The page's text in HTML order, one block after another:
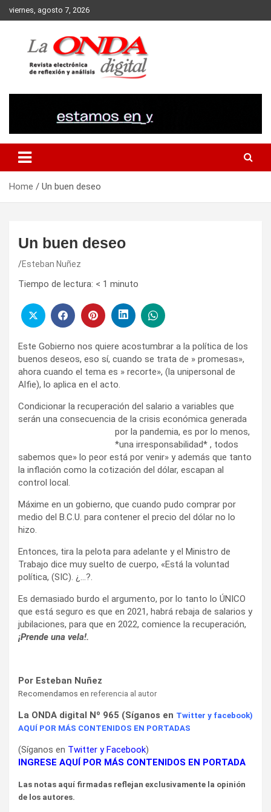
Skip
to
viernes, agosto 7, 2026
Home Un buen deseo
Un buen deseo
Esteban Nuñez
Tiempo de lectura: < 1 minuto
Este Gobierno nos quiere acostumbrar a la política de los
buenos deseos, eso sí, cuando se trata de » promesas»,
ahora cuando el tema es » recorte», (la unipersonal de
Alfie), lo aplica en el acto.
Condicionar la recuperación del salario a variables que
serán una consecuencia de la crisis económica generada
por la pandemia, es por lo menos,
*una irresponsabilidad* , todos
sabemos que» lo peor está por venir» y además que tanto
la inflación como la cotización del dólar, escapan al
control local.
Máxime en un gobierno, que cuando pudo comprar por
medio del B.C.U. para contener el precio del dólar no lo
hizo.
Entonces, tira la pelota para adelante y el Ministro de
Trabajo dice muy suelto de cuerpo, «Está la voluntad
política, (SIC). ¿…?.
Es demasiado burdo el argumento, por lo tanto lo ÚNICO
que está seguro es que en 2021, habrá rebaja de salarios y
jubilaciones, para que en 2022, comience la recuperación,
¡Prende una vela!.
Por Esteban Nuñez
Recomendamos en referencia al autor
La ONDA digital Nº 965 (Síganos en Twitter y facebook)
AQUÍ POR MÁS CONTENIDOS EN PORTADAS
(Síganos en Twitter yFacebook)
INGRESE AQUÍ POR MÁS CONTENIDOS EN PORTADA
Las notas aquí firmadas reflejan exclusivamente la opinión
de los autores.